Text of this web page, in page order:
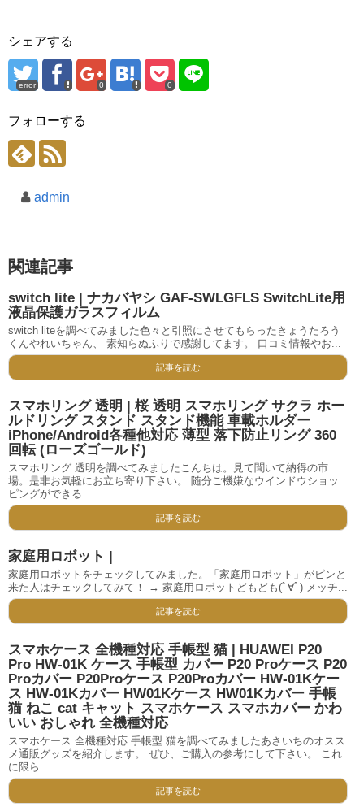
シェアする
error 0 0
フォローする
admin
関連記事
switch lite | ナカバヤシ GAF-SWLGFLS SwitchLite用
液晶保護ガラスフィルム
switch liteを調べてみました色々と引照にさせてもらったきょうたろう
くんやれいちゃん、 素知らぬふりで感謝してます。 口コミ情報やお...
記事を読む
スマホリング 透明 | 桜 透明 スマホリング サクラ ホー
ルドリング スタンド スタンド機能 車載ホルダー
iPhone/Android各種他対応 薄型 落下防止リング 360
回転 (ローズゴールド)
スマホリング 透明を調べてみましたこんちは。見て聞いて納得の市
場。是非お気軽にお立ち寄り下さい。 随分ご機嫌なウインドウショッ
ピングができる...
記事を読む
家庭用ロボット |
家庭用ロボットをチェックしてみました。「家庭用ロボット」がピンと
来た人はチェックしてみて！ → 家庭用ロボットどもども(ﾟ∀ﾟ) メッチ...
記事を読む
スマホケース 全機種対応 手帳型 猫 | HUAWEI P20
Pro HW-01K ケース 手帳型 カバー P20 Proケース P20
Proカバー P20Proケース P20Proカバー HW-01Kケー
ス HW-01Kカバー HW01Kケース HW01Kカバー 手帳
猫 ねこ cat キャット スマホケース スマホカバー かわ
いい おしゃれ 全機種対応
スマホケース 全機種対応 手帳型 猫を調べてみましたあさいちのオスス
メ通販グッズを紹介します。 ぜひ、ご購入の参考にして下さい。 これ
に限ら...
記事を読む